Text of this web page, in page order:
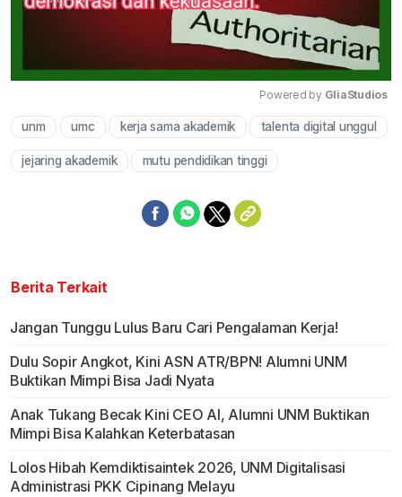
Mute
Powered by GliaStudios
unm umc kerja sama akademik talenta digital unggul
jejaring akademik mutu pendidikan tinggi
Berita Terkait
Jangan Tunggu Lulus Baru Cari Pengalaman Kerja!
Dulu Sopir Angkot, Kini ASN ATR/BPN! Alumni UNM
Buktikan Mimpi Bisa Jadi Nyata
Anak Tukang Becak Kini CEO AI, Alumni UNM Buktikan
Mimpi Bisa Kalahkan Keterbatasan
Lolos Hibah Kemdiktisaintek 2026, UNM Digitalisasi
Administrasi PKK Cipinang Melayu